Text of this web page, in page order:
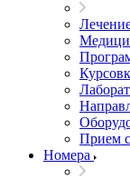
Прием
Номера